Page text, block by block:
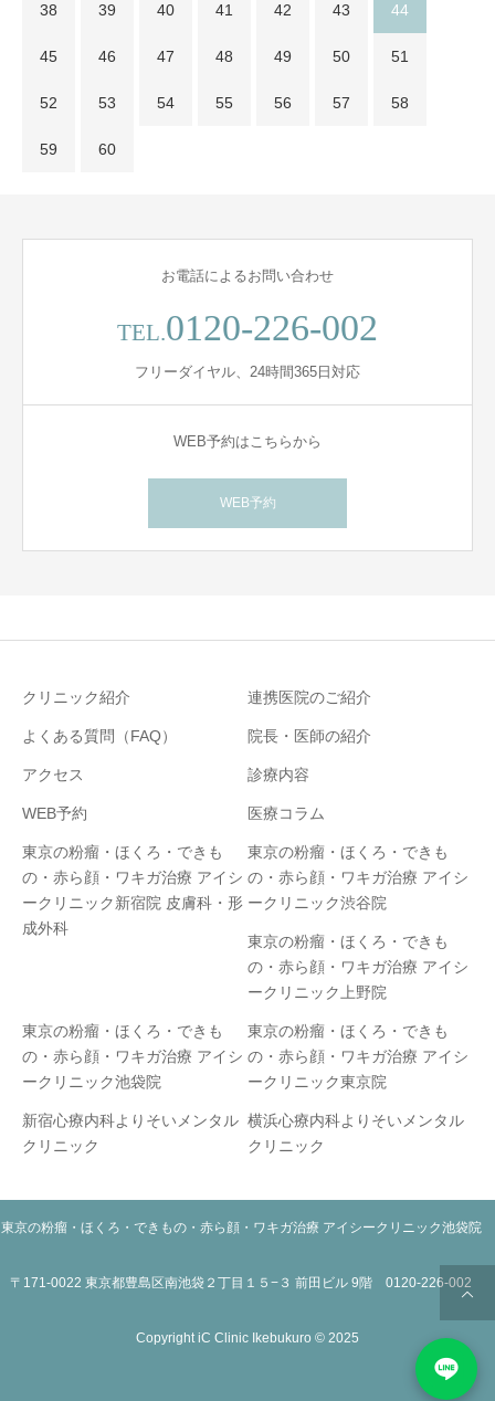
38 39 40 41 42 43 44
45 46 47 48 49 50 51
52 53 54 55 56 57 58
59 60
お電話によるお問い合わせ
TEL.0120-226-002
フリーダイヤル、24時間365日対応
WEB予約はこちらから
WEB予約
クリニック紹介 連携医院のご紹介
よくある質問（FAQ） 院長・医師の紹介
アクセス 診療内容
WEB予約 医療コラム
東京の粉瘤・ほくろ・できも
の・赤ら顔・ワキガ治療 アイシ
ークリニック新宿院 皮膚科・形
成外科
東京の粉瘤・ほくろ・できも
の・赤ら顔・ワキガ治療 アイシ
ークリニック渋谷院
東京の粉瘤・ほくろ・できも
の・赤ら顔・ワキガ治療 アイシ
ークリニック上野院
東京の粉瘤・ほくろ・できも
の・赤ら顔・ワキガ治療 アイシ
ークリニック池袋院
東京の粉瘤・ほくろ・できも
の・赤ら顔・ワキガ治療 アイシ
ークリニック東京院
新宿心療内科よりそいメンタル
クリニック
横浜心療内科よりそいメンタル
クリニック
東京の粉瘤・ほくろ・できもの・赤ら顔・ワキガ治療 アイシークリニック池袋院
〒171-0022 東京都豊島区南池袋２丁目１５−３ 前田ビル 9階 0120-226-002
Copyright iC Clinic Ikebukuro © 2025